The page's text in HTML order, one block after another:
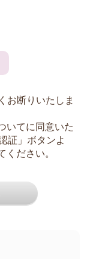
お断りいたしま
いてに同意いた
証」ボタンよ
ださい。